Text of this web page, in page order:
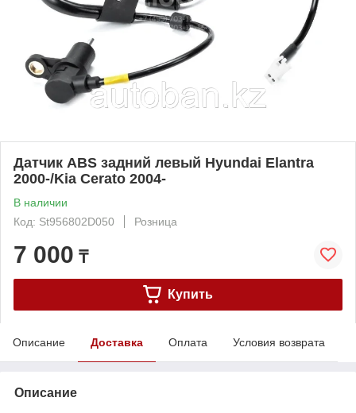
Датчик ABS задний левый Hyundai Elantra
2000-/Kia Cerato 2004-
В наличии
Код: St956802D050
Розница
7 000 ₸
Купить
Описание Доставка Оплата Условия возврата
Описание